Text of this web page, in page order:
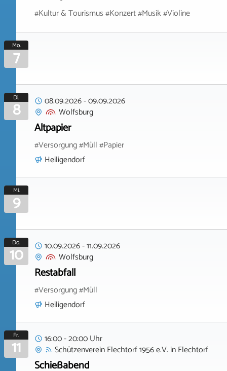
#Kultur & Tourismus #Konzert #Musik #Violine
Mo.
7
Di.
8 08.09.2026-09.09.2026
Wolfsburg
Altpapier
#Versorgung #Müll #Papier
Heiligendorf
Mi.
9
Do.
10 10.09.2026-11.09.2026
Wolfsburg
Restabfall
#Versorgung #Müll
Heiligendorf
Fr.
11
16:00 - 20:00 Uhr
Schützenverein Flechtorf 1956 e.V. inFlechtorf
Schießabend